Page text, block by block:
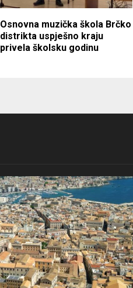
Osnovna muzička škola Brčko
distrikta uspješno kraju
privela školsku godinu